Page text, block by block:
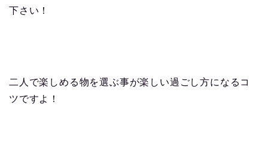
下さい！
二人で楽しめる物を選ぶ事が楽しい過ごし方になるコ
ツですよ！